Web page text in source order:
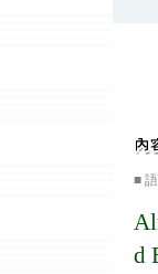
■ 語
d